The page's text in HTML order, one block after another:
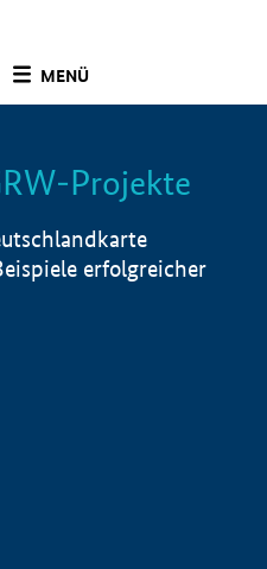
MENÜ
Info
Projekte
erfolgreicher